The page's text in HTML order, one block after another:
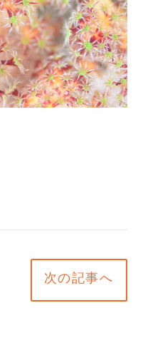
次の記事へ